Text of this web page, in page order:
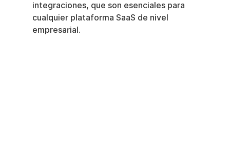
integraciones, que son esenciales para
cualquier plataforma SaaS de nivel
empresarial.